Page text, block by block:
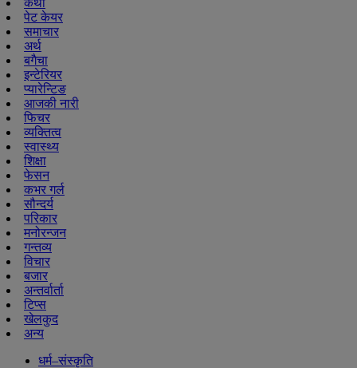
पेट केयर
समाचार
अर्थ
बगैचा
इन्टेरियर
प्यारेन्टिङ
आजकी नारी
फिचर
व्यक्तित्व
स्वास्थ्य
शिक्षा
फेसन
कभर गर्ल
सौन्दर्य
परिकार
मनोरन्जन
गन्तव्य
विचार
बजार
अन्तर्वार्ता
टिप्स
खेलकुद
अन्य
धर्म–संस्कृति